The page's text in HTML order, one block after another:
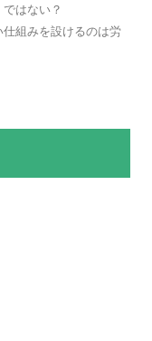
はない？
組みを設けるのは労